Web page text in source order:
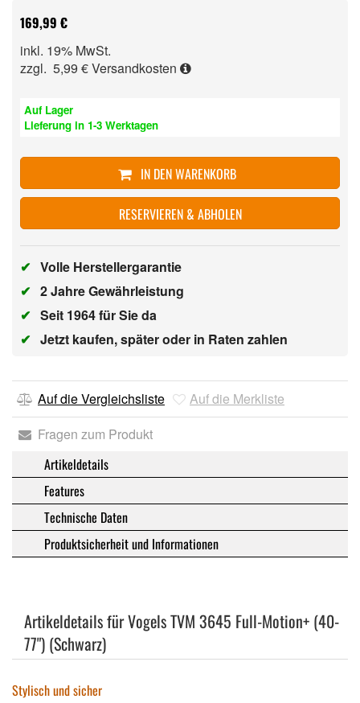
169,99 €
inkl. 19% MwSt.
zzgl. 5,99 €Versandkosten
Auf Lager
Lieferung in 1-3 Werktagen
IN DEN WARENKORB
RESERVIEREN & ABHOLEN
✔ Volle Herstellergarantie
✔ 2 Jahre Gewährleistung
✔ Seit 1964 für Sie da
✔ Jetzt kaufen, später oder in Raten zahlen
Auf die Vergleichsliste
Auf die Merkliste
Fragen zum Produkt
Artikeldetails
Features
Technische Daten
Produktsicherheit und Informationen
Artikeldetails für Vogels TVM 3645 Full-Motion+ (40-
77") (Schwarz)
Stylisch und sicher